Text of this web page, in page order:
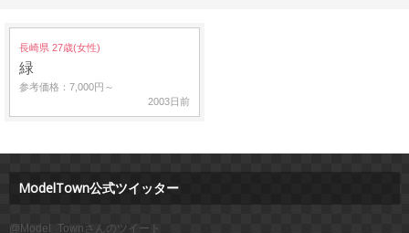
長崎県 27歳(女性)
緑
参考価格：7,000円～
2003日前
ModelTown公式ツイッター
@Model_Townさんのツイート